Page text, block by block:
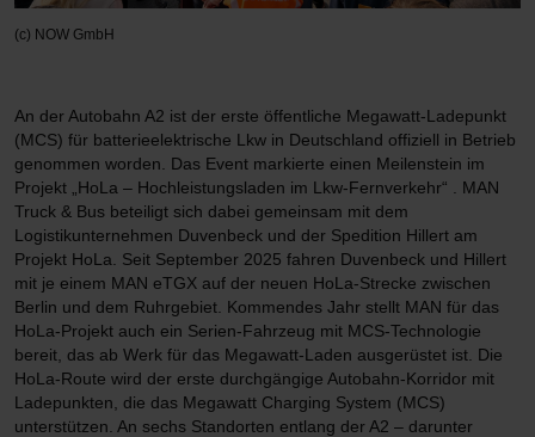
(c) NOW GmbH
An der Autobahn A2 ist der erste öffentliche Megawatt-Ladepunkt
(MCS) für batterieelektrische Lkw in Deutschland offiziell in Betrieb
genommen worden. Das Event markierte einen Meilenstein im
Projekt „HoLa – Hochleistungsladen im Lkw-Fernverkehr“ . MAN
Truck & Bus beteiligt sich dabei gemeinsam mit dem
Logistikunternehmen Duvenbeck und der Spedition Hillert am
Projekt HoLa. Seit September 2025 fahren Duvenbeck und Hillert
mit je einem MAN eTGX auf der neuen HoLa-Strecke zwischen
Berlin und dem Ruhrgebiet. Kommendes Jahr stellt MAN für das
HoLa-Projekt auch ein Serien-Fahrzeug mit MCS-Technologie
bereit, das ab Werk für das Megawatt-Laden ausgerüstet ist. Die
HoLa-Route wird der erste durchgängige Autobahn-Korridor mit
Ladepunkten, die das Megawatt Charging System (MCS)
unterstützen. An sechs Standorten entlang der A2 – darunter